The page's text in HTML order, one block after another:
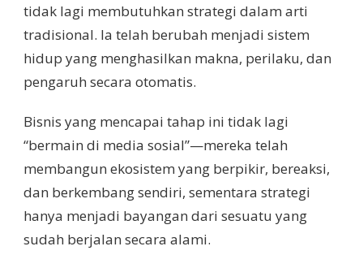
tidak lagi membutuhkan strategi dalam arti
tradisional. Ia telah berubah menjadi sistem
hidup yang menghasilkan makna, perilaku, dan
pengaruh secara otomatis.
Bisnis yang mencapai tahap ini tidak lagi
“bermain di media sosial”—mereka telah
membangun ekosistem yang berpikir, bereaksi,
dan berkembang sendiri, sementara strategi
hanya menjadi bayangan dari sesuatu yang
sudah berjalan secara alami.